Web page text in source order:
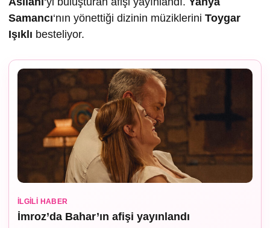
Samancı‘nın yönettiği dizinin müziklerini Toygar
Işıklı besteliyor.
İLGILI HABER
İmroz’da Bahar’ın afişi yayınlandı